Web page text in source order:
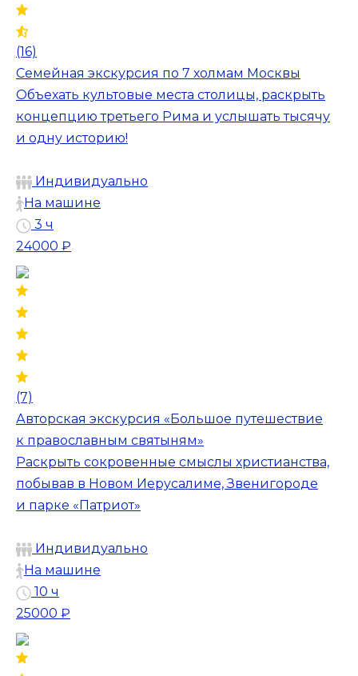
(16)
Семейная экскурсия по 7 холмам Москвы
Объехать культовые места столицы, раскрыть
концепцию третьего Рима и услышать тысячу
и одну историю!
Индивидуально
На машине
3 ч
24000 ₽
(7)
Авторская экскурсия «Большое путешествие
к православным святыням»
Раскрыть сокровенные смыслы христианства,
побывав в Новом Иерусалиме, Звенигороде
и парке «Патриот»
Индивидуально
На машине
10 ч
25000 ₽